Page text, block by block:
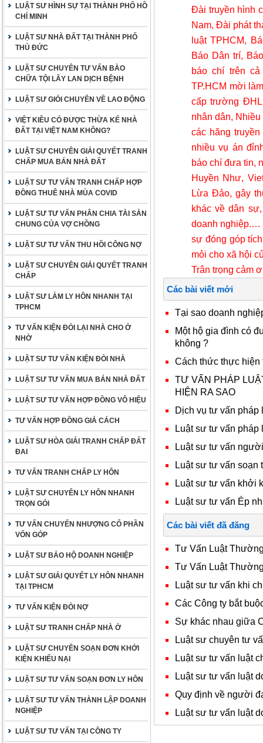
LUẬT SƯ HÌNH SỰ TẠI THÀNH PHỐ HỒ
CHÍ MINH
LUẬT SƯ NHÀ ĐẤT TẠI THÀNH PHỐ
THỦ ĐỨC
LUẬT SƯ CHUYÊN TƯ VẤN BÀO
CHỮA TỘI LÂY LAN DỊCH BỆNH
LUẬT SƯ GIỎI CHUYÊN VỀ LAO ĐỘNG
VIỆT KIỀU CÓ ĐƯỢC THỪA KẾ NHÀ
ĐẤT TẠI VIỆT NAM KHÔNG?
LUẬT SƯ CHUYÊN GIẢI QUYẾT TRANH
CHẤP MUA BÁN NHÀ ĐẤT
LUẬT SƯ TƯ VẤN TRANH CHẤP HỢP
ĐỒNG THUÊ NHÀ MÙA COVID
LUẬT SƯ TƯ VẤN PHÂN CHIA TÀI SẢN
CHUNG CỦA VỢ CHỒNG
LUẬT SƯ TƯ VẤN THU HỒI CÔNG NỢ
LUẬT SƯ CHUYÊN GIẢI QUYẾT TRANH
CHẤP
LUẬT SƯ LÀM LY HÔN NHANH TẠI
TPHCM
TƯ VẤN KIỆN ĐÒI LẠI NHÀ CHO Ở
NHỜ
LUẬT SƯ TƯ VẤN KIỆN ĐÒI NHÀ
LUẬT SƯ TƯ VẤN MUA BÁN NHÀ ĐẤT
LUẬT SƯ TƯ VẤN HỢP ĐỒNG VÔ HIỆU
TƯ VẤN HỢP ĐỒNG GIẢ CÁCH
LUẬT SƯ HÒA GIẢI TRANH CHẤP ĐẤT
ĐAI
TƯ VẤN TRANH CHẤP LY HÔN
LUẬT SƯ CHUYÊN LY HÔN NHANH
TRỌN GÓI
TƯ VẤN CHUYỂN NHƯỢNG CỔ PHẦN
VỐN GÓP
LUẬT SƯ BẢO HỘ DOANH NGHIỆP
LUẬT SƯ GIẢI QUYẾT LY HÔN NHANH
TẠI TPHCM
TƯ VẤN KIỆN ĐÒI NỢ
LUẬT SƯ TRANH CHẤP NHÀ Ở
LUẬT SƯ CHUYÊN SOẠN ĐƠN KHỞI
KIỆN KHIẾU NẠI
LUẬT SƯ TƯ VẤN SOẠN ĐƠN LY HÔN
LUẬT SƯ TƯ VẤN THÀNH LẬP DOANH
NGHIỆP
LUẬT SƯ TƯ VẤN TẠI CÔNG TY
Đài truyền hình
Nam, Đài phát
luật TPHCM,
Báo Dân trí,
báo chí trên
TP.HCM mời
cấp trường
nhân dân,
các hãng
nhiều vụ án
báo chí đưa tin,
Huyền Như,
Lừa Đảo, gây
khác về dân
doanh nghiệp.…
sự đóng góp
mỏi cho xã hội
Trân trọng cảm
Các bài viết mới
Tại sao doanh
Một hộ gia đình có
không ?
Cách thức thực
TƯ VẤN PHÁP
HIỆN RA SAO
Dịch vụ tư vấn
Luật sư tư vấn pháp
Luật sư tư vấn
Luật sư tư vấn soạn
Luật sư tư vấn khởi
Luật sư tư vấn Ép
Các bài viết đã đăng
Tư Vấn Luật
Tư Vấn Luật
Luật sư tư vấn khi
Các Công ty bắt
Sự khác nhau giữa
Luật sư chuyên tư
Luật sư tư vấn luật
Luật sư tư vấn luật
Quy định về người
Luật sư tư vấn luật